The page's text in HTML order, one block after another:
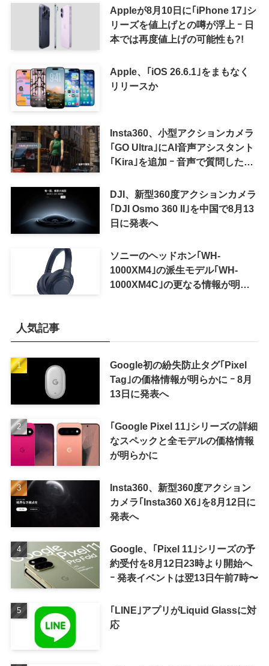
Appleが8月10日に｢iPhone 17｣シ
リーズを値上げとの噂が浮上 ｰ 日
本では再度値上げの可能性も?!
Apple、｢iOS 26.6.1｣をまもなく
リリースか
Insta360、小型アクションカメラ
｢GO Ultra｣にAI音声アシスタント
｢Kira｣を追加 ｰ 音声で質問した
可能に
DJI、新型360度アクションカメラ
｢DJI Osmo 360 II｣を中国で8月13
日に発表へ
ソニーのヘッドホン｢WH-
1000XM4｣の派生モデル｢WH-
1000XM4C｣の更なる情報が明ら
人気記事
Google初の紛失防止タグ｢Pixel
Tag｣の価格情報が明らかに ｰ 8月
13日に発表へ
｢Google Pixel 11｣シリーズの詳細
なスペックと全モデルの価格情報
が明らかに
Insta360、新型360度アクション
カメラ｢Insta360 X6｣を8月12日に
発表へ
Google、｢Pixel 11｣シリーズの予
約受付を8月12日23時より開始へ
ｰ 発表イベントは翌13日午前7時〜
｢LINE｣アプリがLiquid Glassに対
応